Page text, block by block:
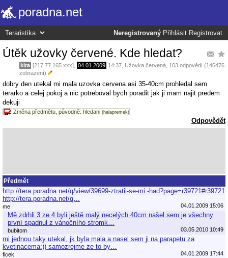
poradna.net
Neregistrovaný Přihlásit Registrovat
Útěk užovky červené. Kde hledat?
kira [217.77.165.xxx], 04.01.2009 14:37 Užovka červená , 103 odpovědí (146476
zobrazení)
dobry den utekal mi mala uzovka cervena asi 35-40cm prohledal sem
terarko a celej pokoj a nic potreboval bych poradit jak ji mam najit predem
dekuji
Změna předmětu, původně: hledani (halapremek)
Odpovědět
Předmět
http://tera.poradna.net/q/view/39699-ztratil-se-mi -had?page=r39721#r39721
http://tera.poradna.net/q…
me 04.01.2009 15:06
Mě zdrhli 3 ze 4 byli ještě malý necelých 40cm našel sem je všechny
první spadnul z vánočního stromk…
bubitom 03.05.2010 10:49
mi jednou taky utekal, jk byla mala a nasel sem ji na parapetu za
kvetinacema:)) samozrejme ze to by…
ficek 04.01.2009 17:44